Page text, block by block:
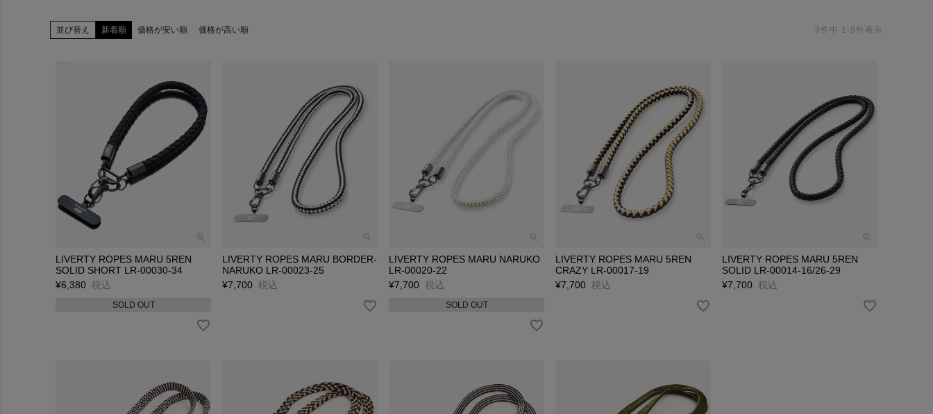
1st アイテムは石川県加賀市の兜紐や帯締を作る組紐の技術技術、文化、機能を現代のスタイルに合わせて携帯ストラップショルダーをリ
ヴ感を合わせた造語「LIVERTY」にし、自由な発想を提案していくブランドである。
並び替え 新着順 価格が安い順 価格が高い順 9件中 1 - 9件表示
LIVERTY ROPES MARU 5REN
SOLID SHORT LR-00030-34
¥6,380 税込
SOLD OUT
LIVERTY ROPES MARU BORDER-
NARUKO LR-00023-25
¥7,700 税込
LIVERTY ROPES MARU NARUKO
LR-00020-22
¥7,700 税込
SOLD OUT
LIVERTY ROPES MARU 5REN
CRAZY LR-00017-19
¥7,700 税込
LIVERTY ROPES MARU 5REN
SOLID LR-00014-16/26-29
¥7,700 税込